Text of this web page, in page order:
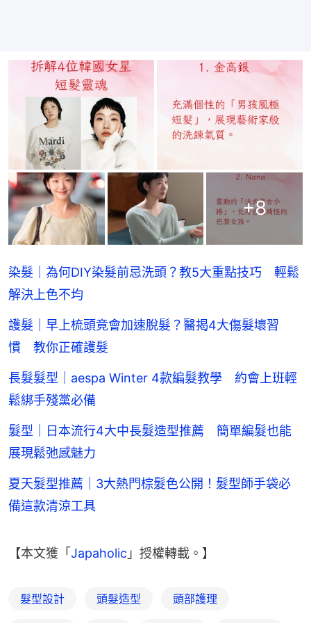
+8
染髮｜為何DIY染髮前忌洗頭？教5大重點技巧 輕鬆
解決上色不均
護髮｜早上梳頭竟會加速脫髮？醫揭4大傷髮壞習
慣 教你正確護髮
長髮髮型｜aespa Winter 4款編髮教學 約會上班輕
鬆綁手殘黨必備
髮型｜日本流行4大中長髮造型推薦 簡單編髮也能
展現鬆弛感魅力
夏天髮型推薦｜3大熱門棕髮色公開！髮型師手袋必
備這款清涼工具
【本文獲「Japaholic 」授權轉載。】
髮型設計 頭髮造型 頭部護理